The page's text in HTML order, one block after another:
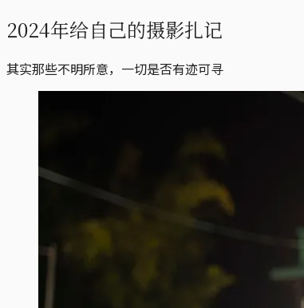
2024年给自己的摄影扎记
其实那些不明所意，一切是否有迹可寻